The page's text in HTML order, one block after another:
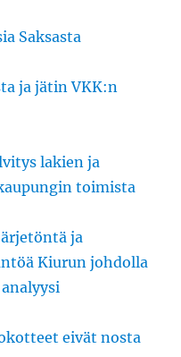
Saksasta
ja jätin VKK:n
lakien ja
toimista
ja
Kiurun johdolla
eivät nosta